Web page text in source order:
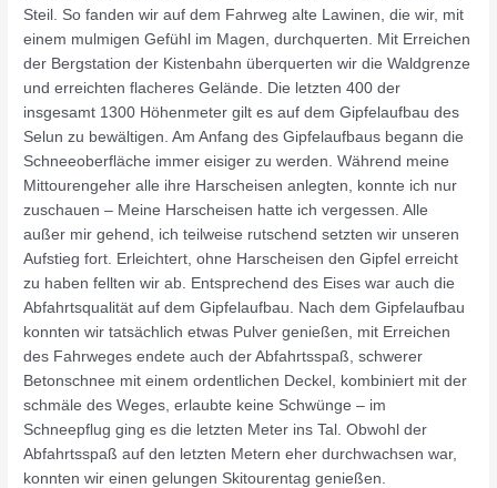
Steil. So fanden wir auf dem Fahrweg alte Lawinen, die wir, mit
einem mulmigen Gefühl im Magen, durchquerten. Mit Erreichen
der Bergstation der Kistenbahn überquerten wir die Waldgrenze
und erreichten flacheres Gelände. Die letzten 400 der
insgesamt 1300 Höhenmeter gilt es auf dem Gipfelaufbau des
Selun zu bewältigen. Am Anfang des Gipfelaufbaus begann die
Schneeoberfläche immer eisiger zu werden. Während meine
Mittourengeher alle ihre Harscheisen anlegten, konnte ich nur
zuschauen – Meine Harscheisen hatte ich vergessen. Alle
außer mir gehend, ich teilweise rutschend setzten wir unseren
Aufstieg fort. Erleichtert, ohne Harscheisen den Gipfel erreicht
zu haben fellten wir ab. Entsprechend des Eises war auch die
Abfahrtsqualität auf dem Gipfelaufbau. Nach dem Gipfelaufbau
konnten wir tatsächlich etwas Pulver genießen, mit Erreichen
des Fahrweges endete auch der Abfahrtsspaß, schwerer
Betonschnee mit einem ordentlichen Deckel, kombiniert mit der
schmäle des Weges, erlaubte keine Schwünge – im
Schneepflug ging es die letzten Meter ins Tal. Obwohl der
Abfahrtsspaß auf den letzten Metern eher durchwachsen war,
konnten wir einen gelungen Skitourentag genießen.